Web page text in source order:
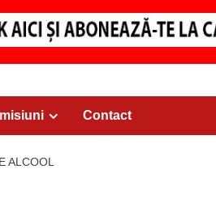
Contact
ALCOOL